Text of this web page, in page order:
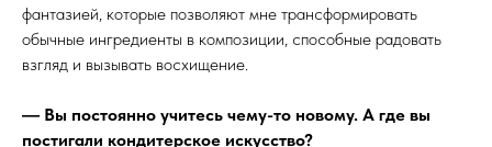
фантазией, которые позволяют мне трансформировать
обычные ингредиенты в композиции, способные радовать
взгляд и вызывать восхищение.
― Вы постоянно учитесь чему-то новому. А где вы
постигали кондитерское искусство?